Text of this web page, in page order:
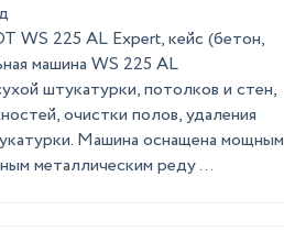
WS 225 AL Expert, кейс (бетон,
машина WS 225 AL
штукатурки, потолков и стен,
очистки полов, удаления
Машина оснащена мощным
металлическим реду ...